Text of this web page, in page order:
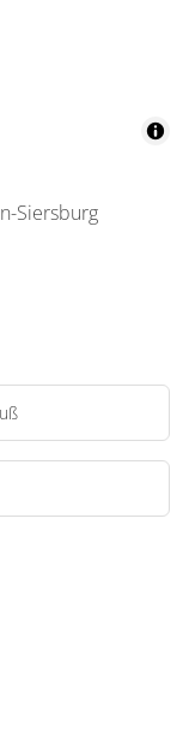
Siersburg